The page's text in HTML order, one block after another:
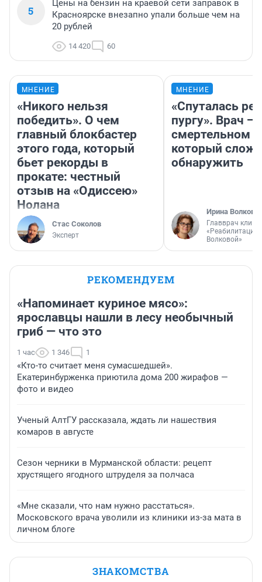
5
Цены на бензин на краевой сети заправок в
Красноярске внезапно упали больше чем на
20 рублей
14 420 60
МНЕНИЕ
«Никого нельзя
победить». О чем
главный блокбастер
этого года, который
бьет рекорды в
прокате: честный
отзыв на «Одиссею»
Нолана
Стас Соколов
Эксперт
МНЕНИЕ
«Спуталась
пургу». Врач —
смертельном
который
обнаружить
Ирина Волкова
Главврач
«Реабилитация
Волковой»
РЕКОМЕНДУЕМ
«Напоминает куриное мясо»:
ярославцы нашли в лесу необычный
гриб — что это
1 час 1 346 1
«Кто-то считает меня сумасшедшей».
Екатеринбурженка приютила дома 200 жирафов —
фото и видео
Ученый АлтГУ рассказала, ждать ли нашествия
комаров в августе
Сезон черники в Мурманской области: рецепт
хрустящего ягодного штруделя за полчаса
«Мне сказали, что нам нужно расстаться».
Московского врача уволили из клиники из-за мата в
личном блоге
ЗНАКОМСТВА